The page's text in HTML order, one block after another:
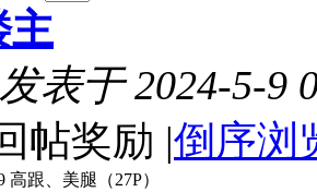
主
发表于 2024-5-9
|倒序浏
高跟、美腿（27P）